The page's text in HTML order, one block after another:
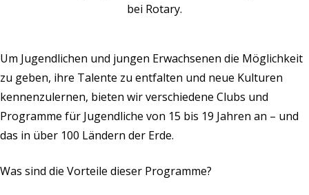
bei Rotary.
Um Jugendlichen und jungen Erwachsenen die Möglichkeit
zu geben, ihre Talente zu entfalten und neue Kulturen
kennenzulernen, bieten wir verschiedene Clubs und
Programme für Jugendliche von 15 bis 19 Jahren an – und
das in über 100 Ländern der Erde.
Was sind die Vorteile dieser Programme?